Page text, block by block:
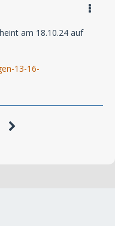
am 18.10.24 auf
13-16-